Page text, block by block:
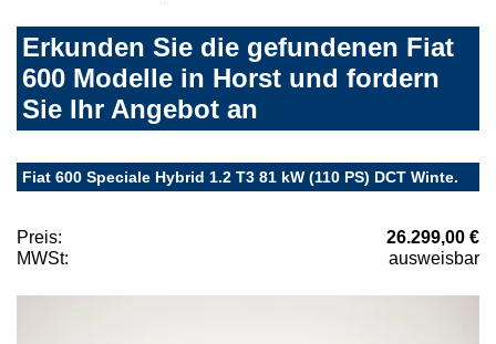
Erkunden Sie die gefundenen Fiat
600 Modelle in Horst und fordern
Sie Ihr Angebot an
Fiat 600 Speciale Hybrid 1.2 T3 81 kW (110 PS) DCT Winte.
Preis:
26.299,00 €
MWSt:
ausweisbar